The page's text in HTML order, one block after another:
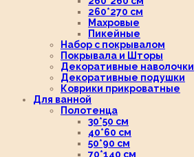
260*270 см
Махровые
Пикейные
Набор с покрывалом
Покрывала и Шторы
Декоративные наволочки
Декоративные подушки
Коврики прикроватные
Для ванной
Полотенца
30*50 см
40*60 см
50*90 см
70*140 см